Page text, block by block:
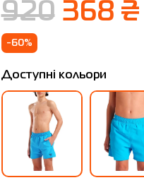
920 368 ₴
-60%
Доступні кольори